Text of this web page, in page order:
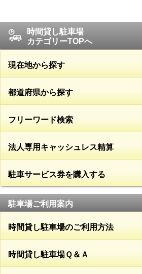
時間貸し駐車場
カテゴリーTOPへ
現在地から探す
都道府県から探す
フリーワード検索
法人専用キャッシュレス精算
駐車サービス券を購入する
駐車場ご利用案内
時間貸し駐車場のご利用方法
時間貸し駐車場Ｑ＆Ａ